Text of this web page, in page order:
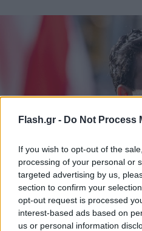
Flash.gr - Do Not Process
If you wish to opt-out of the
processing of your personal or
targeted advertising by us,
section to confirm your
opt-out request is processed
interest-based ads based on
us or personal information